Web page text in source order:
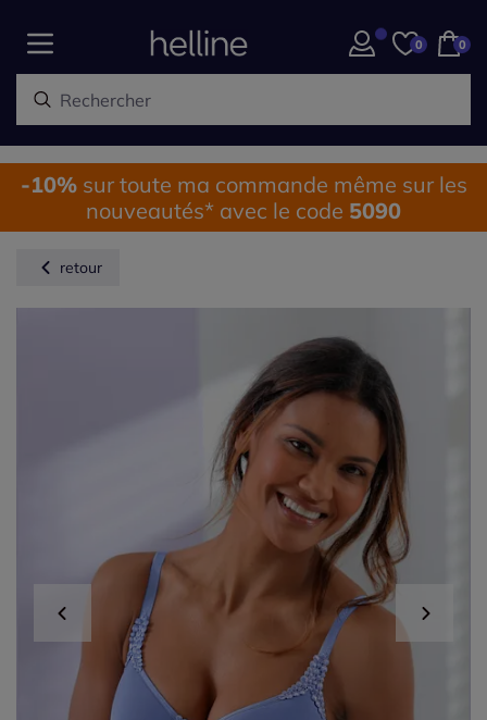
0 0
-10%sur toute ma commande même sur les
nouveautés* avec le code 5090
retour